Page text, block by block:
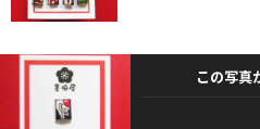
この写真